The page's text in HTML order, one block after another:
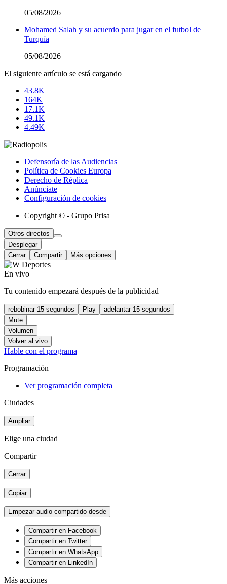
05/08/2026
Mohamed Salah y su acuerdo para jugar en el futbol de
Turquía
05/08/2026
El siguiente artículo se está cargando
43.8K
164K
17.1K
49.1K
4.49K
Defensoría de las Audiencias
Política de Cookies Europa
Derecho de Réplica
Anúnciate
Configuración de cookies
Copyright © - Grupo Prisa
Otros directos
Desplegar
Cerrar
Compartir Más opciones
En vivo
Tu contenido empezará después de la publicidad
rebobinar 15 segundos Play
adelantar 15 segundos
Mute
Volumen
Volver al vivo
Hable con el programa
Programación
Ver programación completa
Ciudades
Ampliar
Elige una ciudad
Compartir
Cerrar
Copiar
Empezar audio compartido desde
Compartir en Facebook
Compartir en Twitter
Compartir en WhatsApp
Compartir en LinkedIn
Más acciones